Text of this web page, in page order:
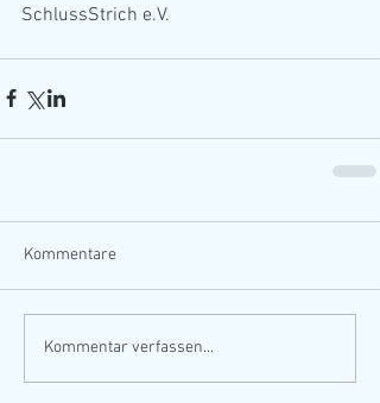
SchlussStrich e.V.
Kommentare
Kommentar verfassen...